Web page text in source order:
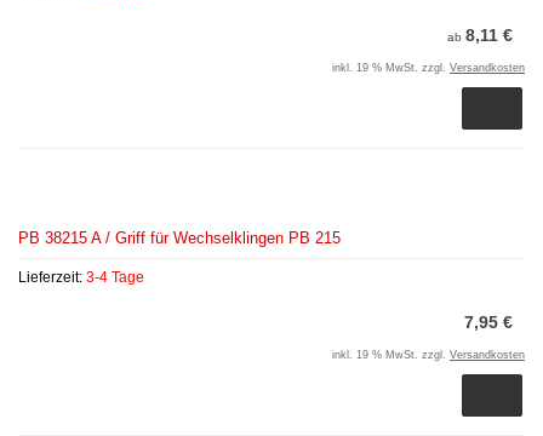
ab 8,11 €
inkl. 19 % MwSt. zzgl. Versandkosten
PB 38215 A / Griff für Wechselklingen PB 215
Lieferzeit: 3-4 Tage
7,95 €
inkl. 19 % MwSt. zzgl. Versandkosten